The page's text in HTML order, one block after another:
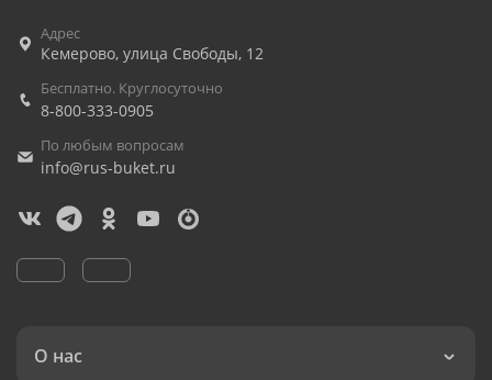
Адрес
Кемерово, улица Свободы, 12
Бесплатно. Круглосуточно
8-800-333-0905
По любым вопросам
info@rus-buket.ru
О нас